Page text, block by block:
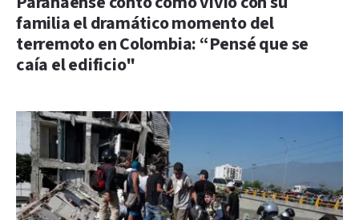
familia el dramático momento del
terremoto en Colombia: “Pensé que se
caía el edificio"